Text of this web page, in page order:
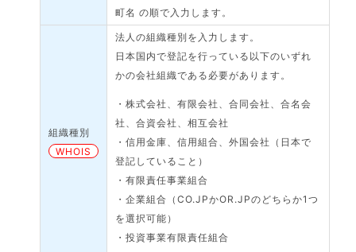
町名 の順で入力します。
組織種別
WHOIS
法人の組織種別を入力します。
日本国内で登記を行っている以下のいずれ
かの会社組織である必要があります。
・株式会社、有限会社、合同会社、合名会
社、合資会社、相互会社
・信用金庫、信用組合、外国会社（日本で
登記していること）
・有限責任事業組合
・企業組合（CO.JPかOR.JPのどちらか1つ
を選択可能）
・投資事業有限責任組合